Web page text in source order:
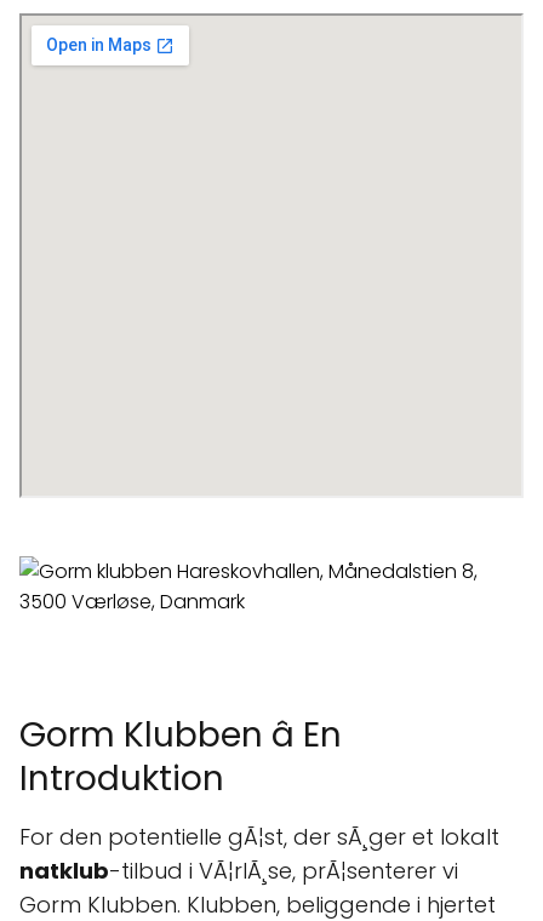
Gorm Klubben â En
Introduktion
For den potentielle gÃ¦st, der sÃ¸ger et lokalt
natklub-tilbud i VÃ¦rlÃ¸se, prÃ¦senterer vi
Gorm Klubben. Klubben, beliggende i hjertet